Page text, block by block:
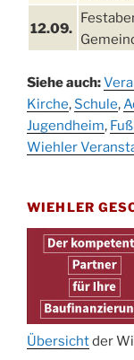
12.09.
13.09.
19.09.
12 Uhr
09.10.
Kirche
10.10.
Siehe auch:
Kirche, Schule,
Jugendheim,
Wiehler
WIEHLER
Übersichtder